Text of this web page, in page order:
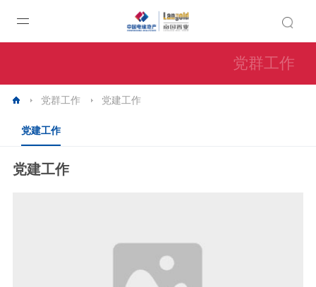
党群工作
党群工作 党建工作
党建工作
党建工作